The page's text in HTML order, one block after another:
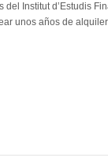
Institut d’Estudis
unos años de